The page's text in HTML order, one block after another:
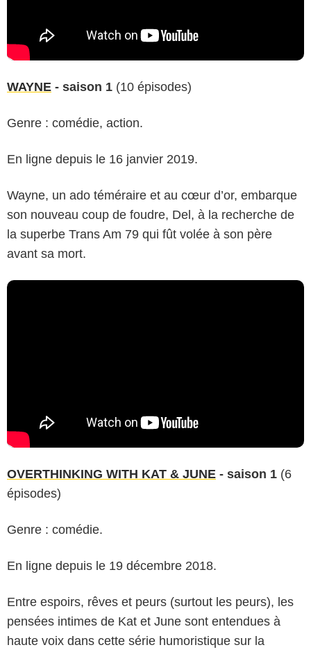
WAYNE - saison 1 (10 épisodes)
Genre : comédie, action.
En ligne depuis le 16 janvier 2019.
Wayne, un ado téméraire et au cœur d’or, embarque
son nouveau coup de foudre, Del, à la recherche de
la superbe Trans Am 79 qui fût volée à son père
avant sa mort.
OVERTHINKING WITH KAT & JUNE - saison 1 (6
épisodes)
Genre : comédie.
En ligne depuis le 19 décembre 2018.
Entre espoirs, rêves et peurs (surtout les peurs), les
pensées intimes de Kat et June sont entendues à
haute voix dans cette série humoristique sur la